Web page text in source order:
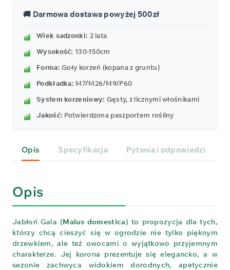
🚚 Darmowa dostawa powyżej 500zł
Wiek sadzonki: 2 lata
Wysokość: 130-150cm
Forma: Goły korzeń (kopana z gruntu)
Podkładka: M7/M26/M9/P60
System korzeniowy: Gęsty, z licznymi włośnikami
Jakość: Potwierdzona paszportem rośliny
Opis Specyfikacja Pytania i odpowiedzi
Opis
Jabłoń Gala (Malus domestica) to propozycja dla tych,
którzy chcą cieszyć się w ogrodzie nie tylko pięknym
drzewkiem, ale też owocami o wyjątkowo przyjemnym
charakterze. Jej korona prezentuje się elegancko, a w
sezonie zachwyca widokiem dorodnych, apetycznie